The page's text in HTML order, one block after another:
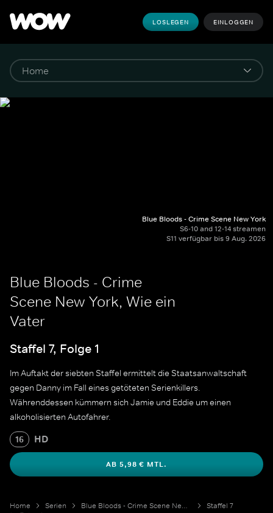
LOSLEGEN EINLOGGEN
Blue Bloods - Crime Scene New York
S6-10 and 12-14 streamen
S11 verfügbar bis 9 Aug. 2026
Blue Bloods - Crime
Scene New York, Wie ein
Vater
Staffel 7, Folge 1
Im Auftakt der siebten Staffel ermittelt die Staatsanwaltschaft
gegen Danny im Fall eines getöteten Serienkillers.
Währenddessen kümmern sich Jamie und Eddie um einen
alkoholisierten Autofahrer.
16 HD
AB 5,98 € MTL.
Home Serien Blue Bloods - Crime Scene New York
Staffel 7